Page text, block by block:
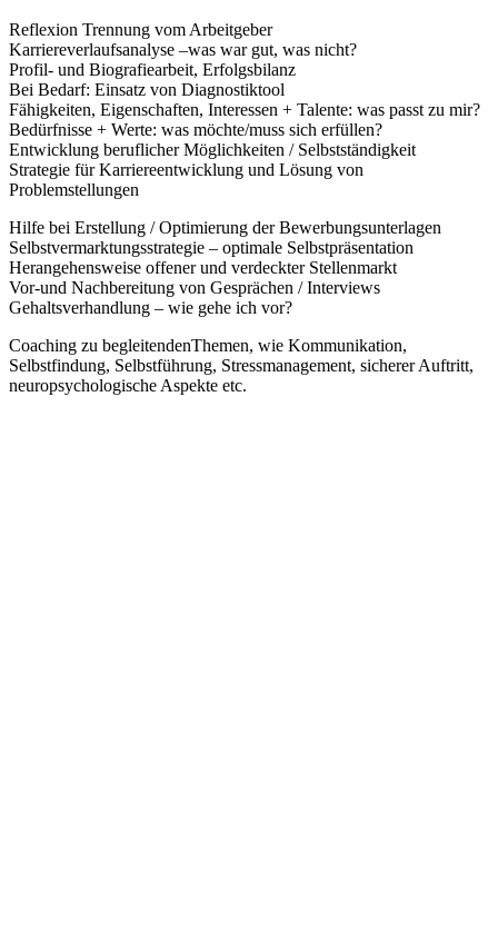
Reflexion Trennung vom Arbeitgeber
Karriereverlaufsanalyse –was war gut, was nicht?
Profil- und Biografiearbeit, Erfolgsbilanz
Bei Bedarf: Einsatz von Diagnostiktool
Fähigkeiten, Eigenschaften, Interessen + Talente: was passt zu mir?
Bedürfnisse + Werte: was möchte/muss sich erfüllen?
Entwicklung beruflicher Möglichkeiten / Selbstständigkeit
Strategie für Karriereentwicklung und Lösung von
Problemstellungen
Hilfe bei Erstellung / Optimierung der Bewerbungsunterlagen
Selbstvermarktungsstrategie – optimale Selbstpräsentation
Herangehensweise offener und verdeckter Stellenmarkt
Vor-und Nachbereitung von Gesprächen / Interviews
Gehaltsverhandlung – wie gehe ich vor?
Coaching zu begleitendenThemen, wie Kommunikation,
Selbstfindung, Selbstführung, Stressmanagement, sicherer Auftritt,
neuropsychologische Aspekte etc.